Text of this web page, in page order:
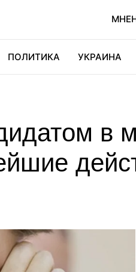
ПОЛИТИКА УКРАИНА
в